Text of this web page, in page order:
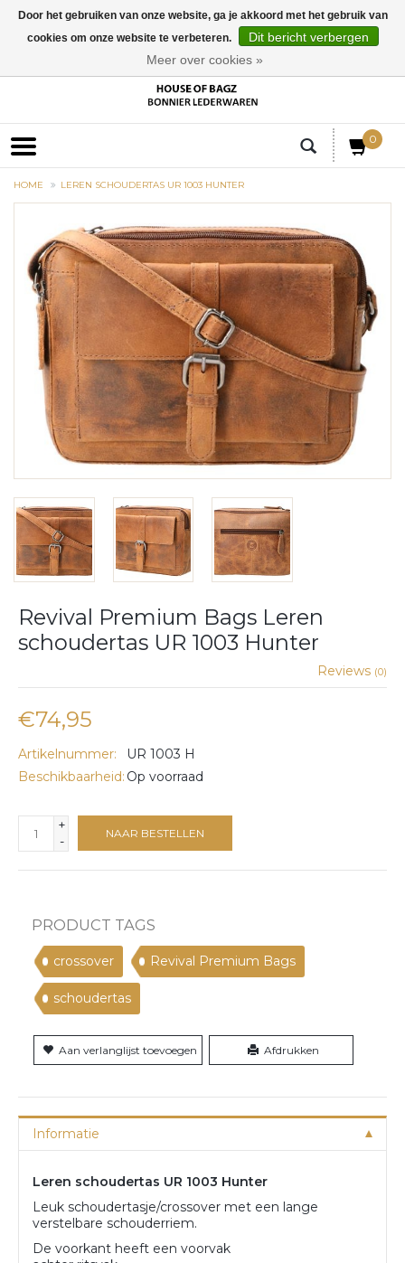
0
HOME LEREN SCHOUDERTAS UR 1003 HUNTER
Revival Premium Bags Leren
schoudertas UR 1003 Hunter
Reviews (0)
€74,95
Artikelnummer:
UR 1003 H
Beschikbaarheid: Op voorraad
+
-
NAAR BESTELLEN
PRODUCT TAGS
crossover Revival Premium Bags
schoudertas
Aan verlanglijst toevoegen Afdrukken
Informatie
Leren schoudertas UR 1003 Hunter
Leuk schoudertasje/crossover met een lange
verstelbare schouderriem.
De voorkant heeft een voorvak
Door het gebruiken van onze website, ga je akkoord met het gebruik van
cookies om onze website te verbeteren.
Dit bericht verbergen
Meer over cookies »